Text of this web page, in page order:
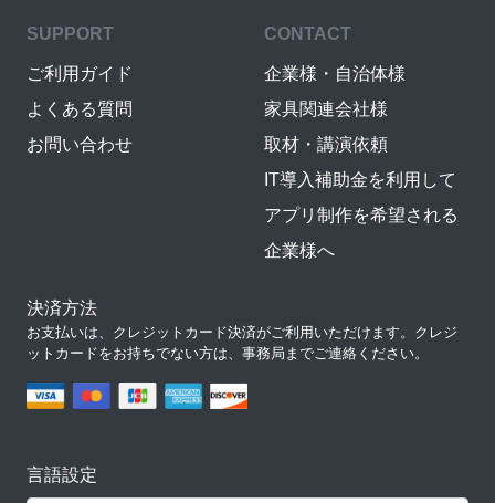
SUPPORT
ご利用ガイド
よくある質問
お問い合わせ
CONTACT
企業様・自治体様
家具関連会社様
取材・講演依頼
IT導入補助金を利用して
アプリ制作を希望される
企業様へ
決済方法
お支払いは、クレジットカード決済がご利用いただけます。クレジ
ットカードをお持ちでない方は、事務局までご連絡ください。
言語設定